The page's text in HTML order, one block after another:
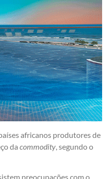
africanos produtores de
da commodity, segundo o
preocupações com o